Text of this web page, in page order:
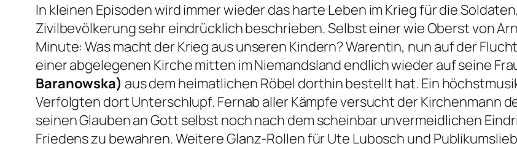
In kleinen Episoden wird immer wieder das harte Leben im Krieg für die
Zivilbevölkerung sehr eindrücklich beschrieben. Selbst einer wie Oberst von
Minute: Was macht der Krieg aus unseren Kindern? Warentin, nun auf der
einer abgelegenen Kirche mitten im Niemandsland endlich wieder auf seine
Baranowska) aus dem heimatlichen Röbel dorthin bestellt hat. Ein
Verfolgten dort Unterschlupf. Fernab aller Kämpfe versucht der Kirchenmann
seinen Glauben an Gott selbst noch nach dem scheinbar unvermeidlichen
Friedens zu bewahren. Weitere Glanz-Rollen für Ute Lubosch und